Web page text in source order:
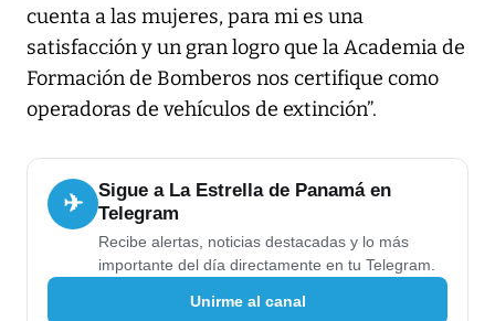
cuenta a las mujeres, para mi es una
satisfacción y un gran logro que la Academia de
Formación de Bomberos nos certifique como
operadoras de vehículos de extinción”.
✈
Sigue a La Estrella de Panamá en
Telegram
Recibe alertas, noticias destacadas y lo más
importante del día directamente en tu Telegram.
Unirme al canal